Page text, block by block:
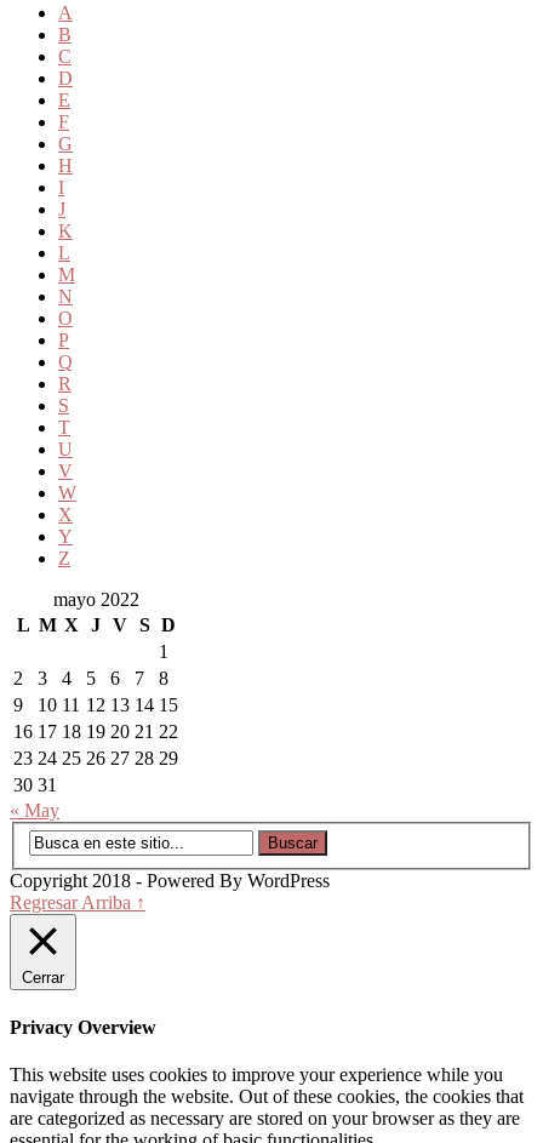
A
B
C
D
E
F
G
H
I
J
K
L
M
N
O
P
Q
R
S
T
U
V
W
X
Y
Z
mayo 2022
L M X J V S D
1
2
3 4 5 6 7
8
9
10 11 12 13 14 15
16 17 18 19 20 21 22
23 24 25 26 27 28 29
30 31
« May
Copyright 2018 - Powered By WordPress
Regresar Arriba ↑
Cerrar
Privacy Overview
This website uses cookies to improve your experience while you
navigate through the website. Out of these cookies, the cookies that
are categorized as necessary are stored on your browser as they are